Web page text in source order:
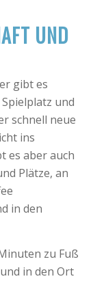
UND
gibt es
und
schnell neue
ins
es aber auch
Plätze, an
in den
zu Fuß
in den Ort